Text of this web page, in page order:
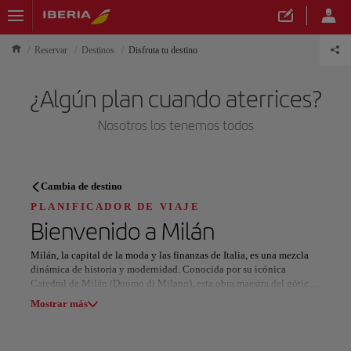
Reservar Destinos Disfruta tu destino
¿Algún plan cuando aterrices?
Nosotros los tenemos todos
PLANIFICADOR DE VIAJE
Descubre tu próximo destino
Nuestros destinos
Cambia de destino
PLANIFICADOR DE VIAJE
Bienvenido a Milán
Milán, la capital de la moda y las finanzas de Italia, es una mezcla
dinámica de historia y modernidad. Conocida por su icónica
Catedral de Milán (Duomo di Milano), esta obra maestra del gótico
ofrece vistas impresionantes desde su terraza. Muy cerca, la Galería
Mostrar más